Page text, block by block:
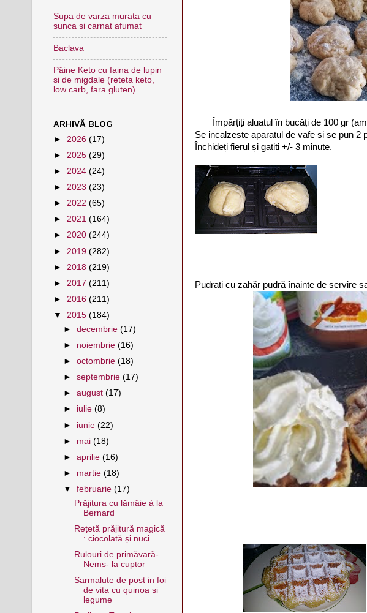
Împărțiți aluatul în bucăți de 100 gr
Se incalzeste aparatul de vafe si se pun 2
Închideți fierul și gatiti +/- 3 minute.
Pudrati cu zahăr pudră înainte de servire
Supa de varza murata cu
sunca si carnat afumat
Baclava
Pâine Keto cu faina de lupin
si de migdale (reteta keto,
low carb, fara gluten)
ARHIVĂ BLOG
► 2026 (17)
► 2025 (29)
► 2024 (24)
► 2023 (23)
► 2022 (65)
► 2021 (164)
► 2020 (244)
► 2019 (282)
► 2018 (219)
► 2017 (211)
► 2016 (211)
▼ 2015 (184)
►decembrie(17)
► noiembrie(16)
►octombrie(18)
►septembrie(17)
►august(17)
► iulie(8)
► iunie(22)
► mai(18)
►aprilie(16)
► martie(18)
▼februarie(17)
Prăjitura cu lămâie à la
Bernard
Rețetă prăjitură magică
: ciocolată și nuci
Rulouri de primăvară-
Nems- la cuptor
Sarmalute de post in foi
de vita cu quinoa si
legume